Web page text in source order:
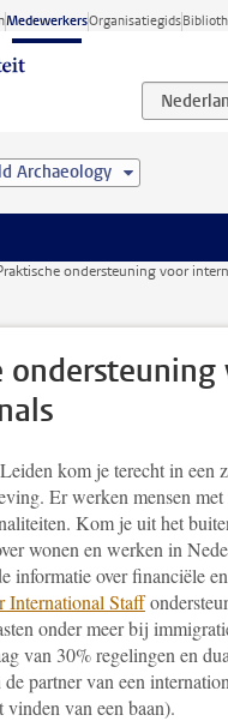
MedewerkersOrganisatiegids
Archaeology
ondersteuning voor
ondersteuning
kom je terecht in een
Er werken mensen
Kom je uit het
wonen en werken in
informatie over financiële
International Staff
onder meer bij
van 30% regelingen en
partner van een
van een baan).